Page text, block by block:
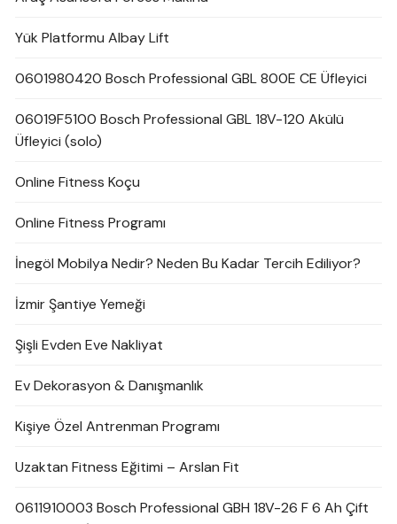
Yük Platformu Albay Lift
0601980420 Bosch Professional GBL 800E CE Üfleyici
06019F5100 Bosch Professional GBL 18V-120 Akülü
Üfleyici (solo)
Online Fitness Koçu
Online Fitness Programı
İnegöl Mobilya Nedir? Neden Bu Kadar Tercih Ediliyor?
İzmir Şantiye Yemeği
Şişli Evden Eve Nakliyat
Ev Dekorasyon & Danışmanlık
Kişiye Özel Antrenman Programı
Uzaktan Fitness Eğitimi – Arslan Fit
0611910003 Bosch Professional GBH 18V-26 F 6 Ah Çift